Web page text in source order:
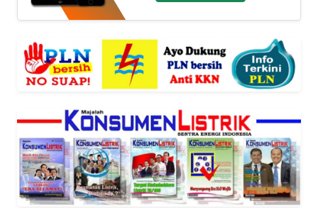
UMKM
WAHANA
WAHANA
PERSONA
WAHANA